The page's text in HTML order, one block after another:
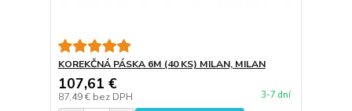
KOREKČNÁ PÁSKA 6M (40 KS) MILAN, MILAN
107,61 €
87,49 € bez DPH 3-7 dní